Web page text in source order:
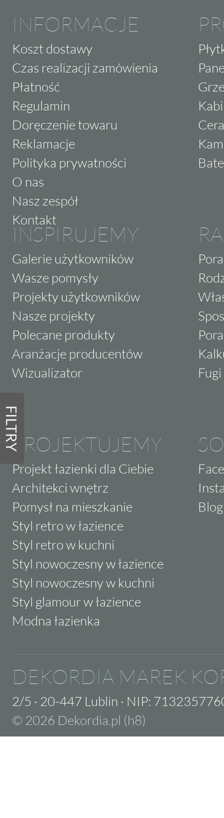
FILTRY
INFORMACJE
Koszt dostawy
Czas realizacji zamówienia
Płatność
Regulamin
Doręczenie towaru
Reklamacje
Polityka prywatności
O nas
Nasz zespół
Kontakt
INSPIRUJEMY
Galerie użytkowników
Wasze pomysły
Projekty użytkowników
Nasze projekty
Polecane produkty
Aranżacje producentów
Wizualizator
PROJEKTUJEMY
Projekt łazienki dla Ciebie
Architekci wnętrz
Pomysł na mieszkanie
Styl retro w łazience
Styl retro w kuchni
Styl nowoczesny w łazience
Styl nowoczesny w kuchni
Styl glamour w łazience
Modna łazienka
Blog
DEKORDIA MAREK
2/5 · 20-447 Lublin · NIP:
© 2026 Dekordia.pl (h8)